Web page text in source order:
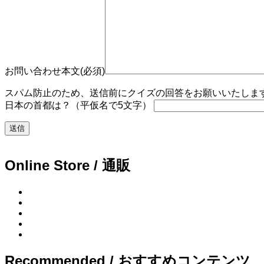
お問い合わせ本文(必須)
スパム防止のため、送信前にクイズの回答をお願いいたしま
日本の首都は？（平仮名で5文字）
Online Store / 通販
Recommended / おすすめコンテンツ